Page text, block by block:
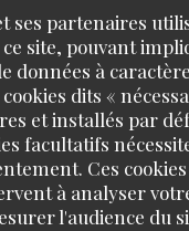
ses partenaires
ce site, pouvant
données à
dits «
et installés par
facultatifs
Ces cookies
à analyser
l'audience du
: